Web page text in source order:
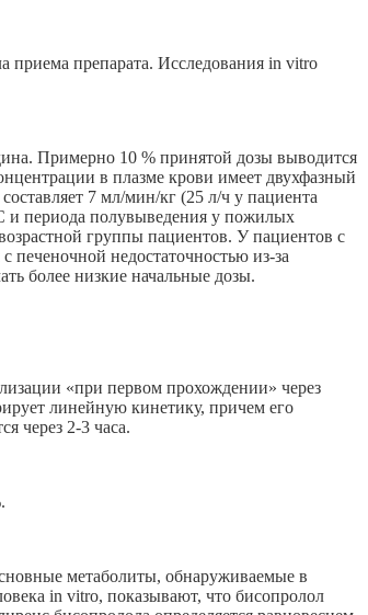
приема препарата. Исследования in vitro
Примерно 10 % принятой дозы выводится
в плазме крови имеет двухфазный
7 мл/мин/кг (25 л/ч у пациента
и периода полувыведения у пожилых
группы пациентов. У пациентов с
недостаточностью из-за
более низкие начальные дозы.
«при первом прохождении» через
линейную кинетику, причем его
через 2-3 часа.
метаболиты, обнаруживаемые в
in vitro, показывают, что бисопролол